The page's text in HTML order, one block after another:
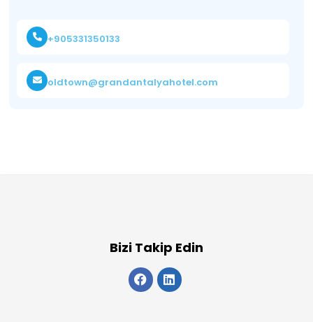
+905331350133
oldtown@grandantalyahotel.com
Bizi Takip Edin